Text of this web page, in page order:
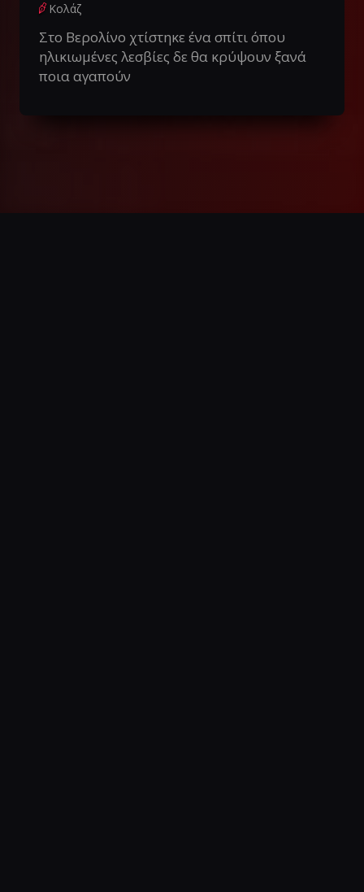
Κολάζ
Στο Βερολίνο χτίστηκε ένα σπίτι όπου
ηλικιωμένες λεσβίες δε θα κρύψουν ξανά
ποια αγαπούν